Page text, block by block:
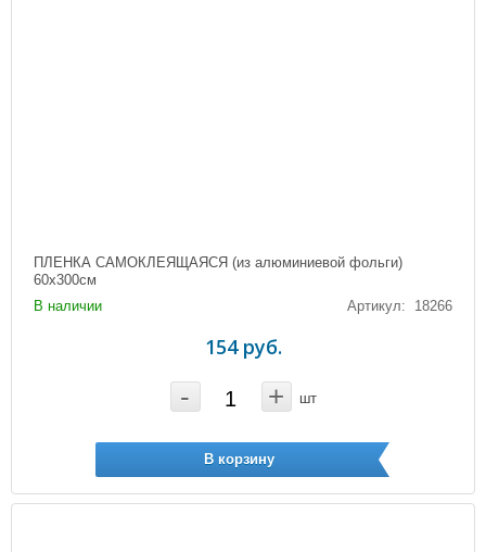
ПЛЕНКА САМОКЛЕЯЩАЯСЯ (из алюминиевой фольги)
60х300см
В наличии
Артикул: 18266
154 руб.
- + шт
В корзину